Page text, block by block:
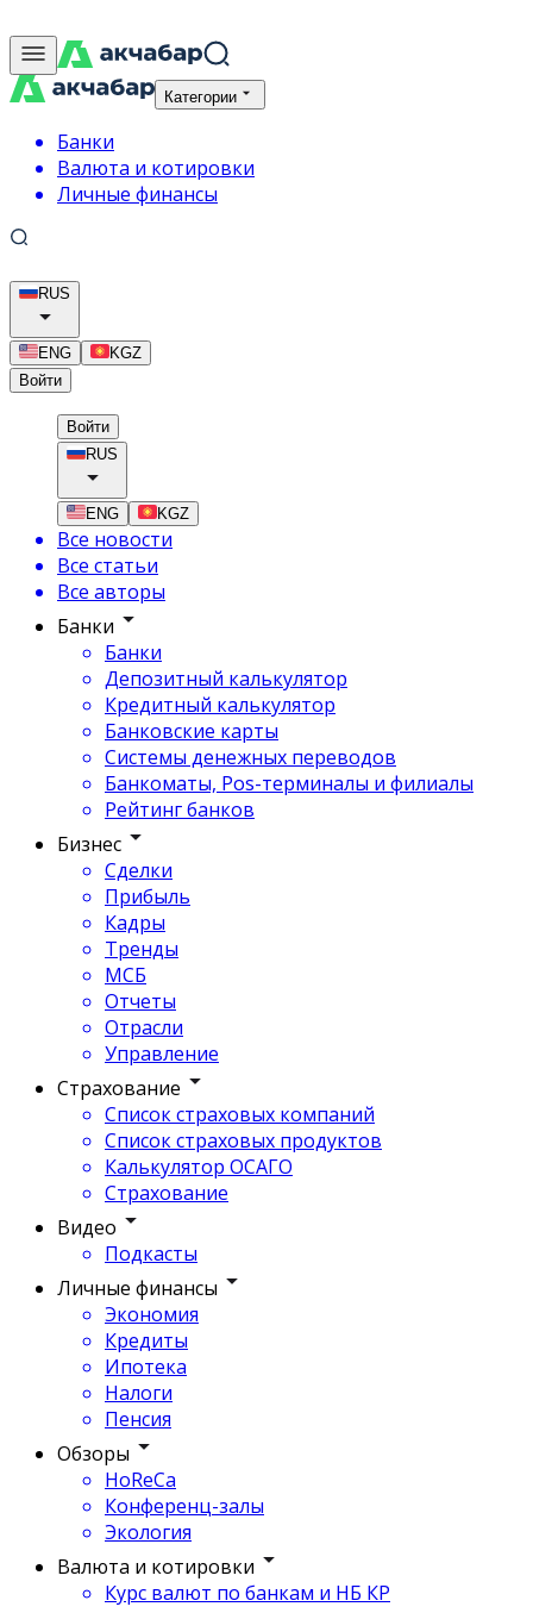
Категории
Банки
Валюта и котировки
Личные финансы
RUS
ENG
KGZ
Войти
Войти
RUS
ENG KGZ
Все новости
Все статьи
Все авторы
Банки
Банки
Депозитный калькулятор
Кредитный калькулятор
Банковские карты
Системы денежных переводов
Банкоматы, Pos-терминалы и филиалы
Рейтинг банков
Бизнес
Сделки
Прибыль
Кадры
Тренды
МСБ
Отчеты
Отрасли
Управление
Страхование
Список страховых компаний
Список страховых продуктов
Калькулятор ОСАГО
Страхование
Видео
Подкасты
Личные финансы
Экономия
Кредиты
Ипотека
Налоги
Пенсия
Обзоры
HoReCa
Конференц-залы
Экология
Валюта и котировки
Курс валют по банкам и НБ КР